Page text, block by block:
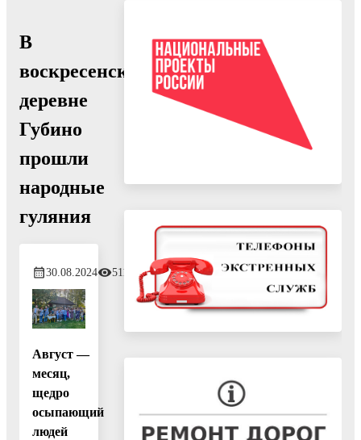
В
воскресенской
деревне
Губино
прошли
народные
гуляния
30.08.2024 511
Август —
месяц,
щедро
осыпающий
людей